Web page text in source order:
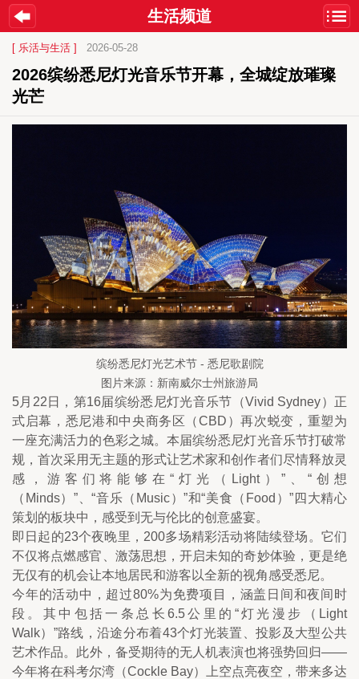
生活频道
[ 乐活与生活 ] 2026-05-28
2026缤纷悉尼灯光音乐节开幕，全城绽放璀璨
光芒
缤纷悉尼灯光艺术节 - 悉尼歌剧院
图片来源：新南威尔士州旅游局
5月22日，第16届缤纷悉尼灯光音乐节（Vivid Sydney）正
式启幕，悉尼港和中央商务区（CBD）再次蜕变，重塑为
一座充满活力的色彩之城。本届缤纷悉尼灯光音乐节打破常
规，首次采用无主题的形式让艺术家和创作者们尽情释放灵
感，游客们将能够在“灯光（Light）”、“创想
（Minds）”、“音乐（Music）”和“美食（Food）”四大精心
策划的板块中，感受到无与伦比的创意盛宴。
即日起的23个夜晚里，200多场精彩活动将陆续登场。它们
不仅将点燃感官、激荡思想，开启未知的奇妙体验，更是绝
无仅有的机会让本地居民和游客以全新的视角感受悉尼。
今年的活动中，超过80%为免费项目，涵盖日间和夜间时
段。其中包括一条总长6.5公里的“灯光漫步（Light
Walk）”路线，沿途分布着43个灯光装置、投影及大型公共
艺术作品。此外，备受期待的无人机表演也将强势回归——
今年将在科考尔湾（Cockle Bay）上空点亮夜空，带来多达